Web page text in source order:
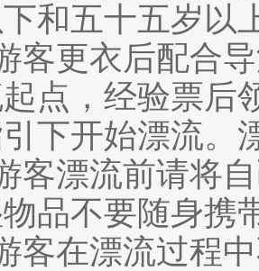
和五十五岁以
客更衣后配合
点，经验票后
引下开始漂流。
客漂流前请将
品不要随身携
客在漂流过程